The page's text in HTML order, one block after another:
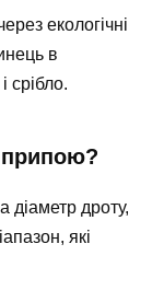
екологічні
в
срібло.
припою?
діаметр дроту,
які